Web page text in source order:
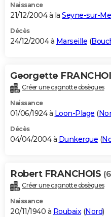
Naissance
21/12/2004 à la Seyne-sur-
Décès
24/12/2004 à Marseille (
Georgette
Créer une cagnotte obsèques
Naissance
01/06/1924 à Loon-Plage (
Décès
04/04/2004 à Dunkerque (
Robert FRANCHOIS
Créer une cagnotte obsèques
Naissance
20/11/1940 à Roubaix(Nord)